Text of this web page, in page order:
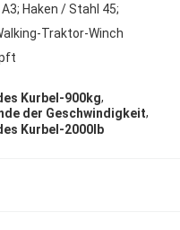
Haken / Stahl 45;
Traktor-Winch
Kurbel-900kg,
der Geschwindigkeit,
Kurbel-2000lb